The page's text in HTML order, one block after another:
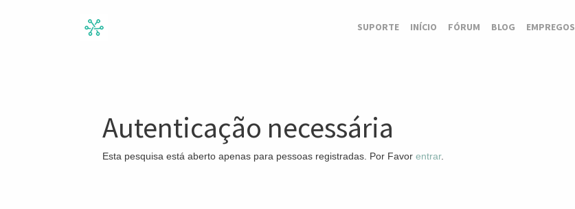
SUPORTE INÍCIO FÓRUM BLOG EMPREGOS
Autenticação necessária
Esta pesquisa está aberto apenas para pessoas registradas. Por Favor entrar.